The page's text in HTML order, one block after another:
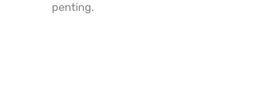
penting.